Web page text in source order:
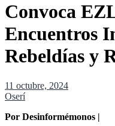
Convoca
Encuentros
Rebeldías y
11 octubre, 2024
Oserí
Por Desinformémonos |